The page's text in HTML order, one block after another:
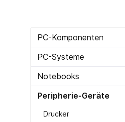
PC-Komponenten
PC-Systeme
Notebooks
Peripherie-Geräte
Drucker